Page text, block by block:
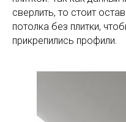
сверлить, то стоит
потолка без плитки,
прикрепились профили.